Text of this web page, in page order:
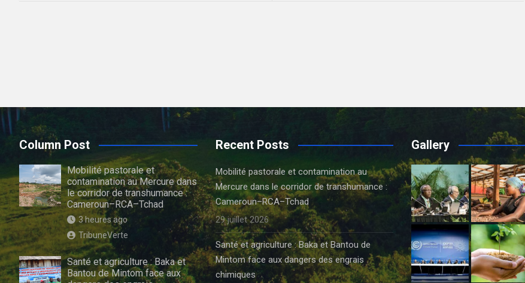
Column Post
Mobilité pastorale et
contamination au Mercure dans
le corridor de transhumance :
Cameroun–RCA–Tchad
3 heures ago
TribuneVerte
Santé et agriculture : Baka et
Bantou de Mintom face aux
Recent Posts
Mobilité pastorale et contamination au
Mercure dans le corridor de transhumance :
Cameroun–RCA–Tchad
29 juillet 2026
Santé et agriculture : Baka et Bantou de
Mintom face aux dangers des engrais
chimiques
Gallery